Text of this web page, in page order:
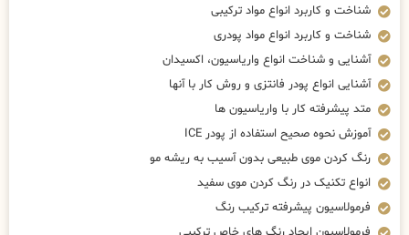
شناخت و کاربرد انواع مواد ترکیبی
شناخت و کاربرد انواع مواد پودری
آشنایی و شناخت انواع واریاسیون، اکسیدان
آشنایی انواع پودر فانتزی و روش کار با آنها
متد پیشرفته کار با واریاسیون ها
آموزش نحوه صحیح استفاده از پودر ICE
رنگ کردن موی طبیعی بدون آسیب به ریشه مو
انواع تکنیک در رنگ کردن موی سفید
فرمولاسیون پیشرفته ترکیب رنگ